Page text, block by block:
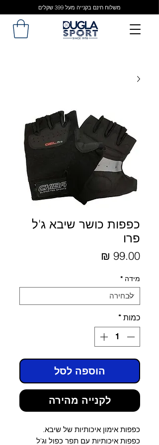
משלוח חינם בקנייה מעל 399 שקלים
כפפות כושר שיבא ג'ל
פרו
מידה *
כמות *
הוספה לסל
לקנייה מהירה
כפפות אימון איכותיות של שיבא.
כפפות איכותיות עם תפר כפול וג'ל